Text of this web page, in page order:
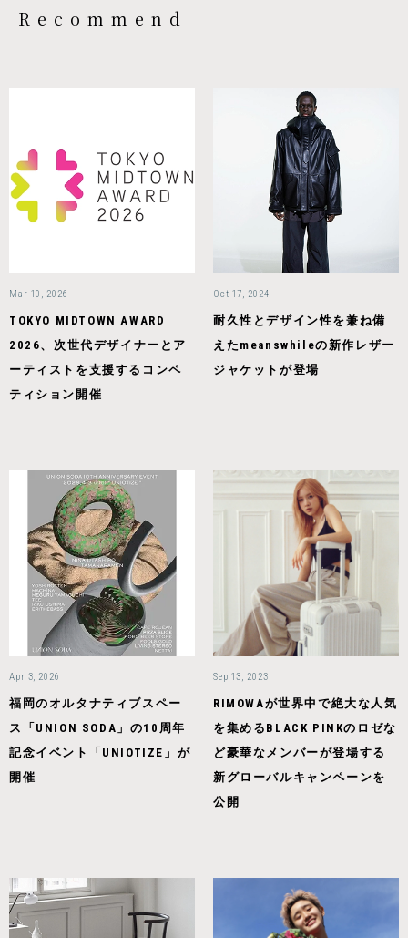
Recommend
Mar 10, 2026
TOKYO MIDTOWN AWARD
2026、次世代デザイナーとア
ーティストを支援するコンペ
ティション開催
Oct 17, 2024
耐久性とデザイン性を兼ね備
えたmeanswhileの新作レザー
ジャケットが登場
Apr 3, 2026
福岡のオルタナティブスペー
ス「UNION SODA」の10周年
記念イベント「UNIOTIZE」が
開催
Sep 13, 2023
RIMOWAが世界中で絶大な人気
を集めるBLACK PINKのロゼな
ど豪華なメンバーが登場する
新グローバルキャンペーンを
公開